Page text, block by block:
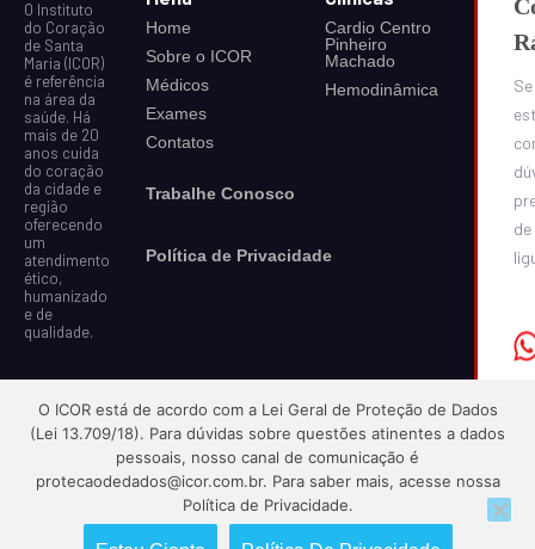
O Instituto
do Coração
de Santa
Maria (ICOR)
é referência
na área da
saúde. Há
mais de 20
anos cuida
do coração
da cidade e
região
oferecendo
um
atendimento
ético,
humanizado
e de
qualidade.
Home
Sobre o ICOR
Médicos
Exames
Contatos
Trabalhe Conosco
Política de Privacidade
Cardio Centro
Pinheiro
Machado
Hemodinâmica
O ICOR está de acordo com a Lei Geral de Proteção de Dados
(Lei 13.709/18). Para dúvidas sobre questões atinentes a dados
pessoais, nosso canal de comunicação é
protecaodedados@icor.com.br. Para saber mais, acesse nossa
Política de Privacidade.